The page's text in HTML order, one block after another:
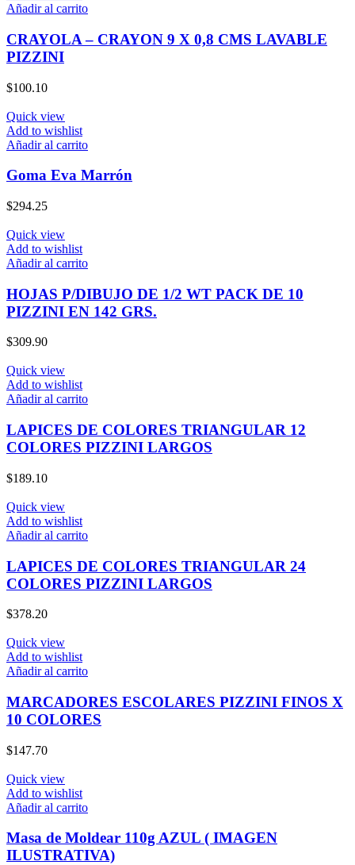
Añadir al carrito
CRAYOLA – CRAYON 9 X 0,8 CMS LAVABLE
PIZZINI
$100.10
Quick view
Add to wishlist
Añadir al carrito
Goma Eva Marrón
$294.25
Quick view
Add to wishlist
Añadir al carrito
HOJAS P/DIBUJO DE 1/2 WT PACK DE 10
PIZZINI EN 142 GRS.
$309.90
Quick view
Add to wishlist
Añadir al carrito
LAPICES DE COLORES TRIANGULAR 12
COLORES PIZZINI LARGOS
$189.10
Quick view
Add to wishlist
Añadir al carrito
LAPICES DE COLORES TRIANGULAR 24
COLORES PIZZINI LARGOS
$378.20
Quick view
Add to wishlist
Añadir al carrito
MARCADORES ESCOLARES PIZZINI FINOS X
10 COLORES
$147.70
Quick view
Add to wishlist
Añadir al carrito
Masa de Moldear 110g AZUL ( IMAGEN
ILUSTRATIVA)